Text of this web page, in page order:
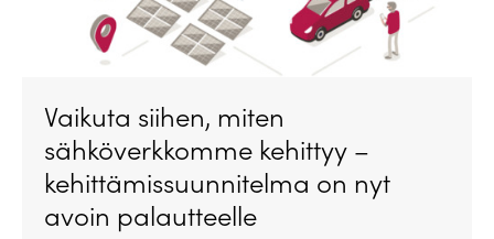
Vaikuta siihen, miten
sähköverkkomme kehittyy –
kehittämissuunnitelma on nyt
avoin palautteelle